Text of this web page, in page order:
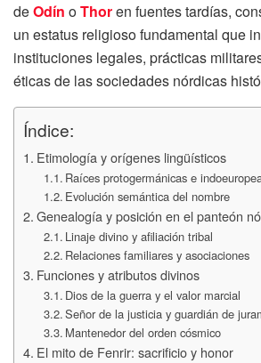
deOdín oThoren fuentes tardías,
un estatus religioso fundamental que
instituciones legales, prácticas
éticas de las sociedades nórdicas
Índice:
Etimología y orígenes lingüísticos
Raíces protogermánicas e
Evolución semántica del nombre
Genealogía y posición en el panteón
Linaje divino y afiliación tribal
Relaciones familiares y asociaciones
Funciones y atributos divinos
Dios de la guerra y el valor marcial
Señor de la justicia y guardián de
Mantenedor del orden cósmico
El mito de Fenrir: sacrificio y honor